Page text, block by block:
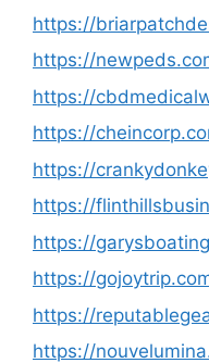
https://
https://
https://
https://
https://
https://
https://
https://
https://
https://